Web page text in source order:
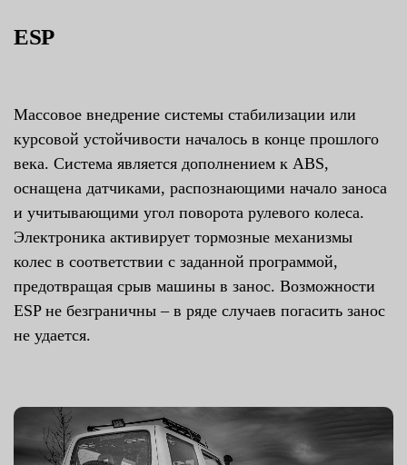
ESP
Массовое внедрение системы стабилизации или
курсовой устойчивости началось в конце прошлого
века. Система является дополнением к ABS,
оснащена датчиками, распознающими начало заноса
и учитывающими угол поворота рулевого колеса.
Электроника активирует тормозные механизмы
колес в соответствии с заданной программой,
предотвращая срыв машины в занос. Возможности
ESP не безграничны – в ряде случаев погасить занос
не удается.